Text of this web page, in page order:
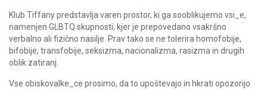
Klub Tiffany predstavlja varen prostor, ki ga sooblikujemo vsi_e,
namenjen GLBTQ skupnosti, kjer je prepovedano vsakršno
verbalno ali fizično nasilje. Prav tako se ne tolerira homofobije,
bifobije, transfobije, seksizma, nacionalizma, rasizma in drugih
oblik zatiranj.
Vse obiskovalke_ce prosimo, da to upoštevajo in hkrati opozorijo